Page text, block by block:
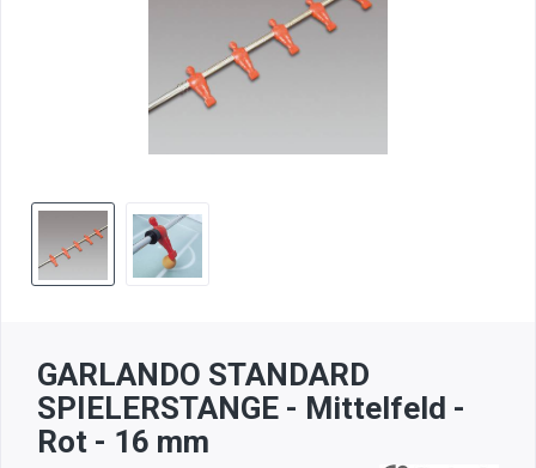
GARLANDO STANDARD
SPIELERSTANGE - Mittelfeld -
Rot - 16 mm